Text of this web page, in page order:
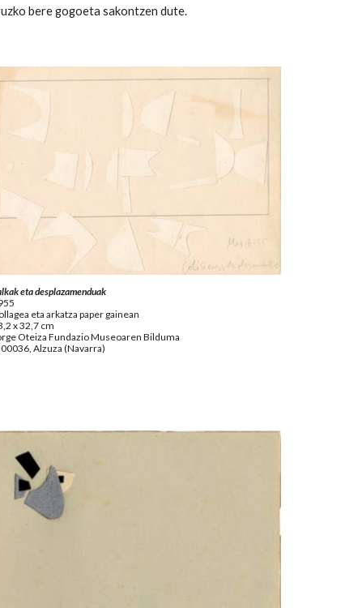
bere gogoeta sakontzen dute.
eta desplazamenduak
eta arkatza paper gainean
x 32,7 cm
Oteiza Fundazio Museoaren Bilduma
Alzuza (Navarra)